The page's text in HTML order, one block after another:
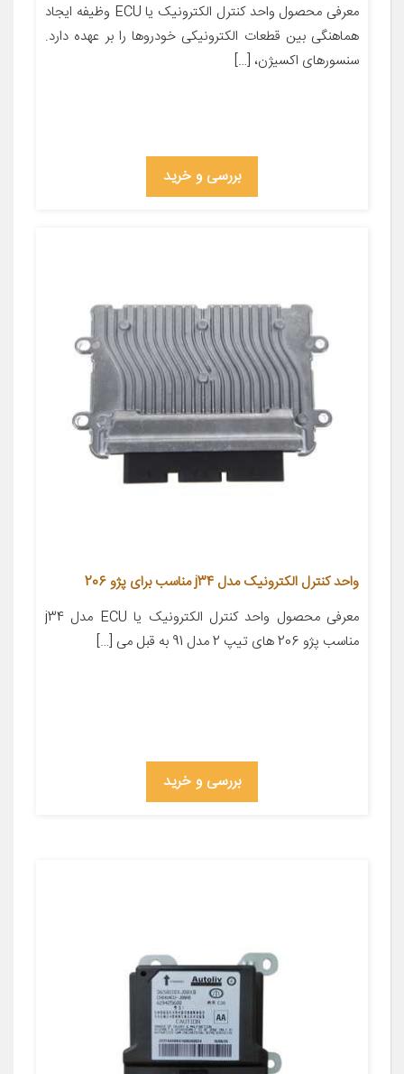
معرفی محصول واحد کنترل الکترونیک یا ECU وظیفه ایجاد
هماهنگی بین قطعات الکترونیکی خودروها را بر عهده دارد.
سنسورهای اکسیژن، […]
بررسی و خرید
واحد کنترل الکترونیک مدل j34 مناسب برای پژو 206
معرفی محصول واحد کنترل الکترونیک یا ECU مدل j34
مناسب پژو 206 های تیپ 2 مدل 91 به قبل می […]
بررسی و خرید